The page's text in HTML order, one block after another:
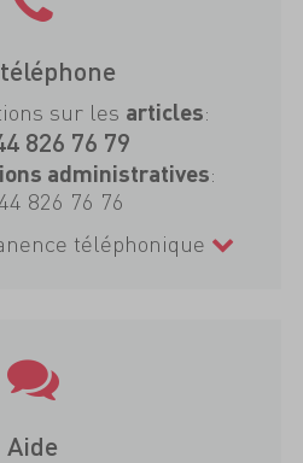
sur les articles:
826 76 79
administratives:
826 76 76
téléphonique
Aide